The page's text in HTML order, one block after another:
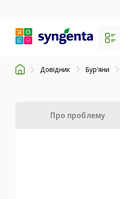
Довідник Бур'яни
Про проблему